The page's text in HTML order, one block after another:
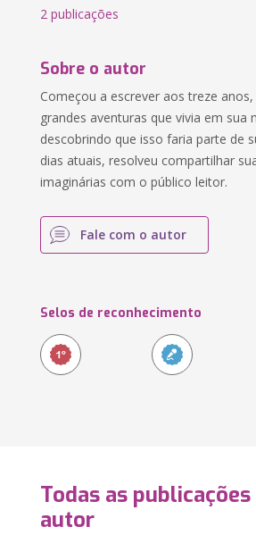
2 publicações
Sobre o autor
Começou a escrever aos treze
grandes aventuras que vivia em sua
descobrindo que isso faria parte de
dias atuais, resolveu compartilhar
imaginárias com o público leitor.
Fale com o autor
Selos de reconhecimento
Todas as publicações
autor